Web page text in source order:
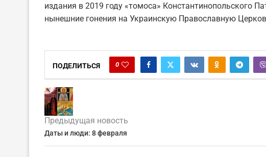
издания в 2019 году «томоса» Константинопольского
нынешние гонения на Украинскую Православную
ПОДЕЛИТЬСЯ 0
Предыдущая новость
Даты и люди: 8 февраля